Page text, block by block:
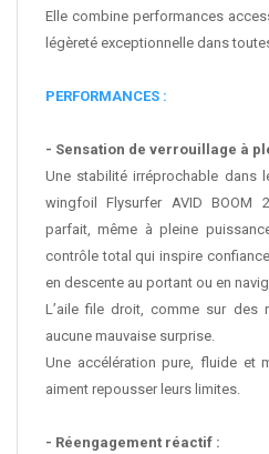
Elle combine performances
légèreté exceptionnelle dans
PERFORMANCES :
- Sensation de verrouillage à
Une stabilité irréprochable dans
wingfoil Flysurfer AVIDBOOM
parfait, même à pleine
contrôle total qui inspire
en descente au portant ou en
L’aile file droit, comme sur des
aucune mauvaise surprise.
Une accélération pure, fluide et
aiment repousser leurs limites.
- Réengagement réactif :